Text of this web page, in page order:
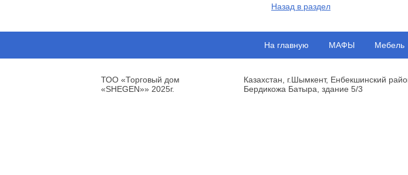
Назад в раздел
На главную МАФЫ Мебель
ТОО «Торговый дом
«SHEGEN»» 2025г.
Казахстан, г.Шымкент, Енбекшинский
Бердикожа Батыра, здание 5/3